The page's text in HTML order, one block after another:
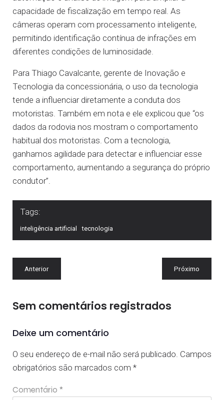
capacidade de fiscalização em tempo real. As
câmeras operam com processamento inteligente,
permitindo identificação contínua de infrações em
diferentes condições de luminosidade.
Para Thiago Cavalcante, gerente de Inovação e
Tecnologia da concessionária, o uso da tecnologia
tende a influenciar diretamente a conduta dos
motoristas. Também em nota e ele explicou que “os
dados da rodovia nos mostram o comportamento
habitual dos motoristas. Com a tecnologia,
ganhamos agilidade para detectar e influenciar esse
comportamento, aumentando a segurança do próprio
condutor”.
Tags:
inteligência artificial tecnologia
Anterior Próximo
Sem comentários registrados
Deixe um comentário
O seu endereço de e-mail não será publicado. Campos
obrigatórios são marcados com *
Comentário *